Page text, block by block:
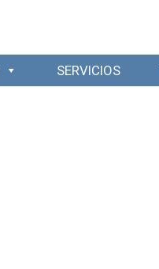
SERVICIOS